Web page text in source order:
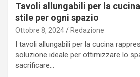
Tavoli allungabili per la
stile per ogni spazio
Ottobre 8, 2024 Redazione
I tavoli allungabili per la cucina
soluzione ideale per ottimizzare lo
sacrificare…